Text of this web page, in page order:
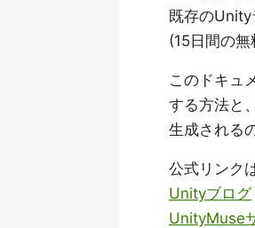
既存のUnity
(15日間の
このドキュ
する方法と
生成される
公式リンク
Unityブログ
UnityMuse